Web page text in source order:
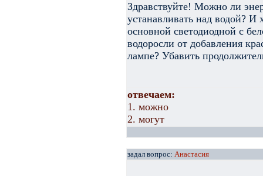
Здравствуйте! Можно ли
устанавливать над водой? И
основной светодиодной с
водоросли от добавления
лампе? Убавить
отвечаем:
1. можно
2. могут
задал вопрос: Анастасия